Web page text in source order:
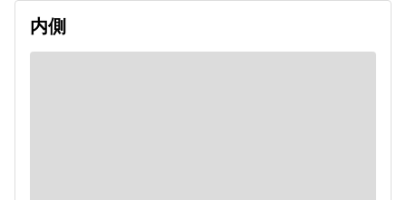
内側